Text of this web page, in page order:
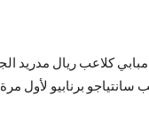
كلاعب ريال مدريد
برنابيو لأول